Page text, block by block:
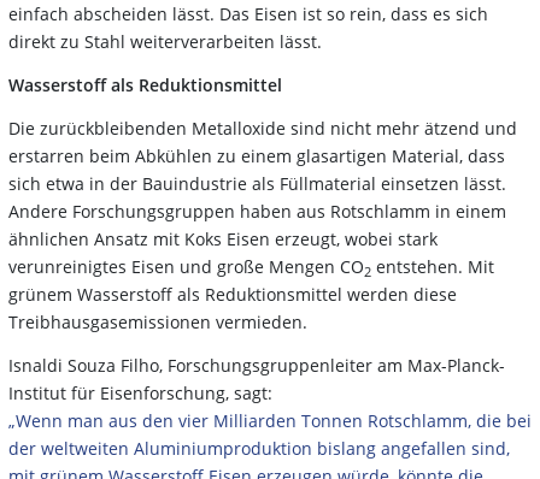
einfach abscheiden lässt. Das Eisen ist so rein, dass es sich
direkt zu Stahl weiterverarbeiten lässt.
Wasserstoff als Reduktionsmittel
Die zurückbleibenden Metalloxide sind nicht mehr ätzend und
erstarren beim Abkühlen zu einem glasartigen Material, dass
sich etwa in der Bauindustrie als Füllmaterial einsetzen lässt.
Andere Forschungsgruppen haben aus Rotschlamm in einem
ähnlichen Ansatz mit Koks Eisen erzeugt, wobei stark
verunreinigtes Eisen und große Mengen CO2 entstehen. Mit
grünem Wasserstoff als Reduktionsmittel werden diese
Treibhausgasemissionen vermieden.
Isnaldi Souza Filho, Forschungsgruppenleiter am Max-Planck-
Institut für Eisenforschung, sagt:
„Wenn man aus den vier Milliarden Tonnen Rotschlamm, die bei
der weltweiten Aluminiumproduktion bislang angefallen sind,